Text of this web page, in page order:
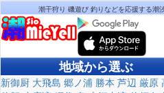
潮干狩り 磯遊び 釣りなどを応援する潮
地域から選ぶ
新御厨 大飛島 郷ノ浦 勝本 芦辺 厳原